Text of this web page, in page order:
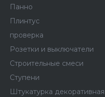
Панно
Плинтус
проверка
Розетки и выключатели
Строительные смеси
Ступени
Штукатурка декоративная